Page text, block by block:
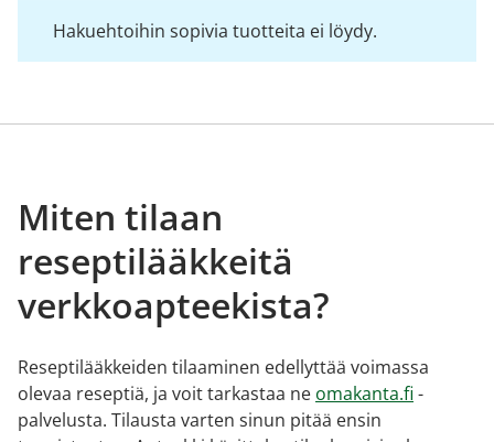
Hakuehtoihin sopivia tuotteita ei löydy.
Miten tilaan
reseptilääkkeitä
verkkoapteekista?
Reseptilääkkeiden tilaaminen edellyttää voimassa
olevaa reseptiä, ja voit tarkastaa ne omakanta.fi -
palvelusta. Tilausta varten sinun pitää ensin